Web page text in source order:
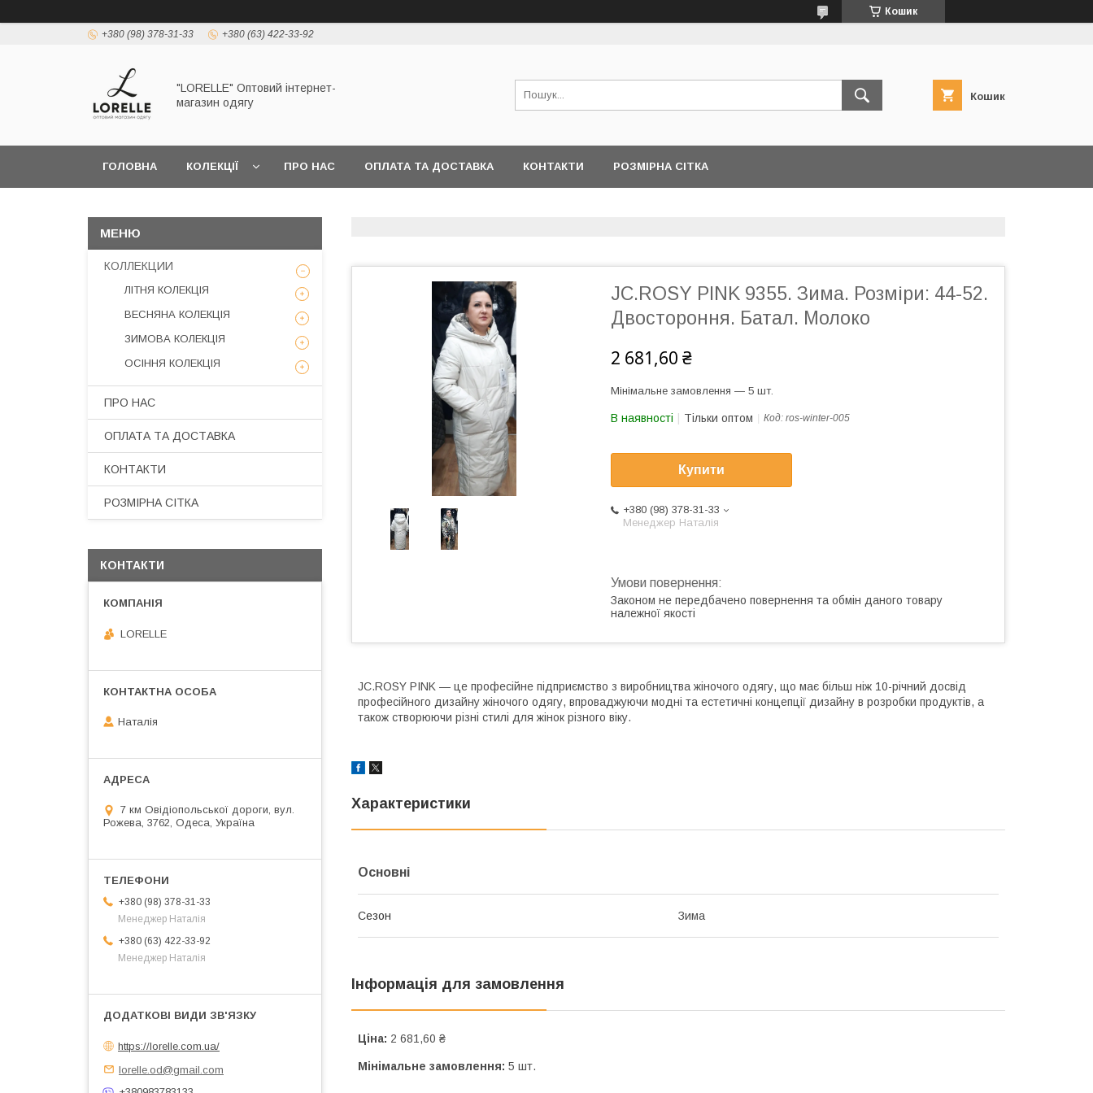
Кошик
+380 (98) 378-31-33 +380 (63) 422-33-92
"LORELLE" Оптовий інтернет-
магазин одягу
Кошик
ГОЛОВНА КОЛЕКЦІЇ ПРО НАС ОПЛАТА ТА ДОСТАВКА КОНТАКТИ РОЗМІРНА СІТКА
JC.ROSY PINK 9355. Зима. Розміри: 44-52.
Двостороння. Батал. Молоко
2 681,60 ₴
Мінімальне замовлення — 5 шт.
В наявності Тільки оптом Код: ros-winter-005
Купити
+380 (98) 378-31-33
Менеджер Наталія
Законом не передбачено повернення та обмін даного товару
належної якості
JC.ROSY PINK — це професійне підприємство з виробництва жіночого одягу, що має більш ніж 10-річний досвід
професійного дизайну жіночого одягу, впроваджуючи модні та естетичні концепції дизайну в розробки продуктів, а
також створюючи різні стилі для жінок різного віку.
Характеристики
Основні
Сезон Зима
Інформація для замовлення
Ціна: 2 681,60 ₴
Мінімальне замовлення: 5 шт.
КОЛЛЕКЦИИ
ЛІТНЯ КОЛЕКЦІЯ
ВЕСНЯНА КОЛЕКЦІЯ
ЗИМОВА КОЛЕКЦІЯ
ОСІННЯ КОЛЕКЦІЯ
ПРО НАС
ОПЛАТА ТА ДОСТАВКА
КОНТАКТИ
РОЗМІРНА СІТКА
КОНТАКТИ
LORELLE
Наталія
7 км Овідіопольської дороги, вул.
Рожева, 3762, Одеса, Україна
+380 (98) 378-31-33
Менеджер Наталія
+380 (63) 422-33-92
Менеджер Наталія
https://lorelle.com.ua/
lorelle.od@gmail.com